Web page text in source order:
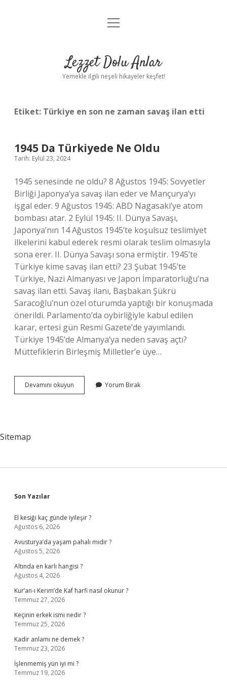
Anasayfa
Yasal Uyarı
menüyü
Lezzet Dolu Anlar
Yemekle ilgili neşeli hikayeler keşfet!
Etiket: Türkiye en son ne zaman savaş ilan etti
1945 Da Türkiyede Ne Oldu
Tarih: Eylül 23, 2024
1945 senesinde ne oldu? 8 Ağustos 1945: Sovyetler
Birliği Japonya’ya savaş ilan eder ve Mançurya’yı
işgal eder. 9 Ağustos 1945: ABD Nagasaki’ye atom
bombası atar. 2 Eylül 1945: II. Dünya Savaşı,
Japonya’nın 14 Ağustos 1945’te koşulsuz teslimiyet
ilkelerini kabul ederek resmi olarak teslim olmasıyla
sona erer. II. Dünya Savaşı sona ermiştir. 1945’te
Türkiye kime savaş ilan etti? 23 Şubat 1945’te
Türkiye, Nazi Almanyası ve Japon İmparatorluğu’na
savaş ilan etti. Savaş ilanı, Başbakan Şükrü
Saracoğlu’nun özel oturumda yaptığı bir konuşmada
önerildi. Parlamento’da oybirliğiyle kabul edilen
karar, ertesi gün Resmi Gazete’de yayımlandı.
Türkiye 1945’de Almanya’ya neden savaş açtı?
Müttefiklerin Birleşmiş Milletler’e üye…
Devamını okuyun
Da
Yorum Bırak
Sitemap
Sidebar
Son Yazılar
El kesiği kaç günde iyileşir ?
Ağustos 6, 2026
Avusturya’da yaşam pahalı mıdır ?
Ağustos 5, 2026
Altında en karlı hangisi ?
Ağustos 4, 2026
Kur’an-ı Kerim’de Kaf harfi nasıl okunur ?
Temmuz 27, 2026
Keçinin erkek ismi nedir ?
Temmuz 25, 2026
Kadir anlamı ne demek ?
Temmuz 23, 2026
İşlenmemiş yün iyi mi ?
Temmuz 19, 2026